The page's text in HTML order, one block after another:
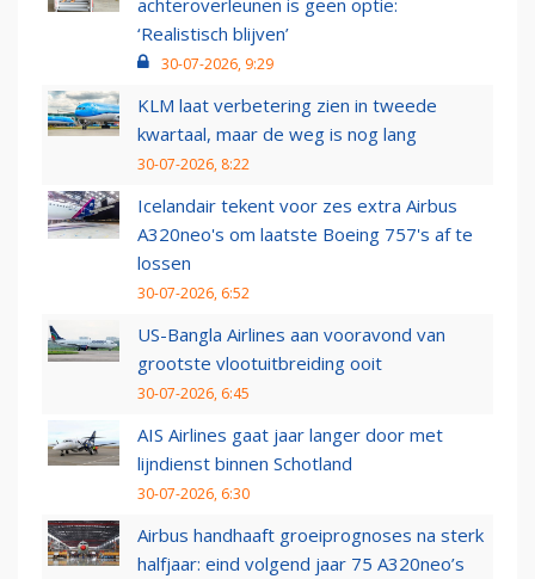
achteroverleunen is geen optie:
‘Realistisch blijven’
30-07-2026, 9:29
KLM laat verbetering zien in tweede
kwartaal, maar de weg is nog lang
30-07-2026, 8:22
Icelandair tekent voor zes extra Airbus
A320neo's om laatste Boeing 757's af te
lossen
30-07-2026, 6:52
US-Bangla Airlines aan vooravond van
grootste vlootuitbreiding ooit
30-07-2026, 6:45
AIS Airlines gaat jaar langer door met
lijndienst binnen Schotland
30-07-2026, 6:30
Airbus handhaaft groeiprognoses na sterk
halfjaar: eind volgend jaar 75 A320neo’s